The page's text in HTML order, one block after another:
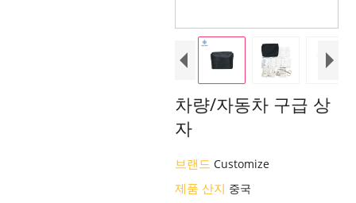
차량/자동차 구급 상
자
브랜드 Customize
제품 산지 중국